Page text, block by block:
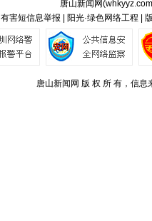
唐山新闻网(whkyyz.com
有害短信息举报 | 阳光·绿色网络工程 |
唐山新闻网 版 权 所 有，信